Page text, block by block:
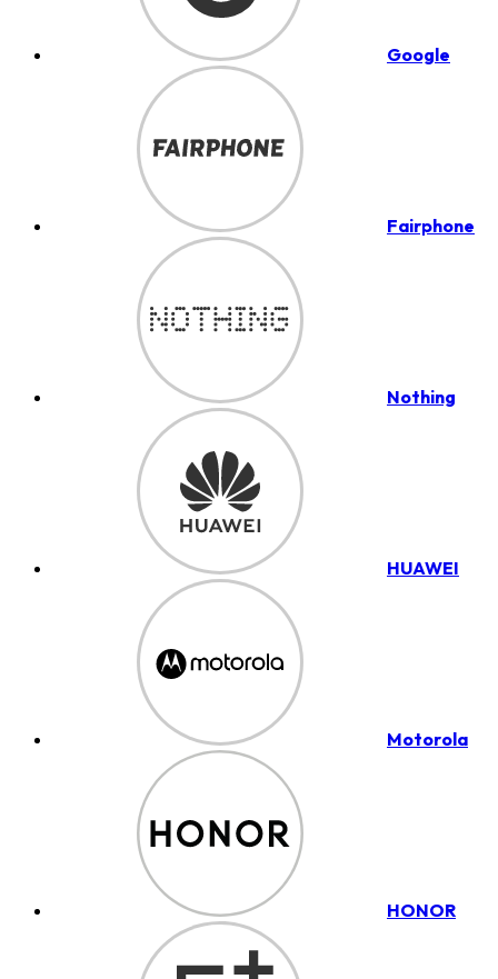
Google
Fairphone
Nothing
HUAWEI
Motorola
HONOR